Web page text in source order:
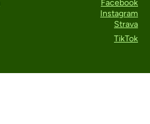
Facebook
Instagram
Strava
TikTok